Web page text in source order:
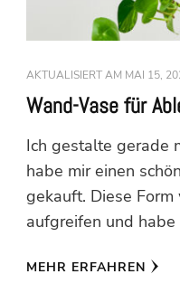
AKTUALISIERT AM MAI 15,
Wand-Vase für
Ich gestalte gerade
habe mir einen
gekauft. Diese
aufgreifen und
MEHR ERFAHREN